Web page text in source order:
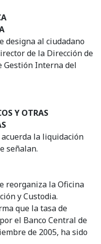
designa al ciudadano
de la Dirección de
Gestión Interna del
Y OTRAS
la liquidación
señalan.
reorganiza la Oficina
y Custodia.
que la tasa de
el Banco Central de
de 2005, ha sido